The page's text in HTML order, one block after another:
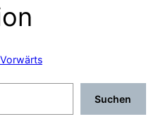
Vorwärts
Suchen